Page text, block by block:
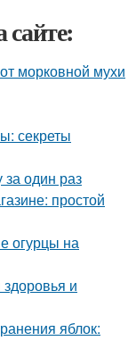
сайте:
морковной мухи
секреты
один раз
простой
огурцы на
и
яблок: